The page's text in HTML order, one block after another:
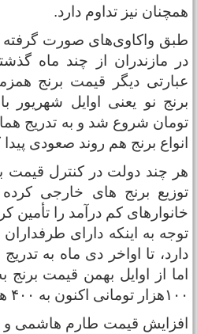
نیز تداوم دارد.
واکاوی‌های صورت گرفته
مازندران از چند ماه
دیگر قیمت برنج
شروع شد و به تدریج
برنج هم روند صعودی پیدا
چند دولت در کنترل قیمت
برنج های خارجی کرده
کم درآمد را تأمین
به اینکه دارای طرفداران
از اوایل بهمن قیمت برنج
اکنون به ۴۰۰ هزار تومان رسیده است.